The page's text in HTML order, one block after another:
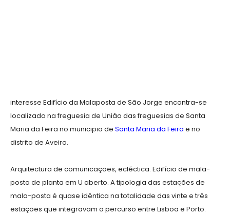
interesse Edifício da Malaposta de São Jorge encontra-se
localizado na freguesia de União das freguesias de Santa
Maria da Feira no municipio de Santa Maria da Feira e no
distrito de Aveiro.
Arquitectura de comunicações, ecléctica. Edifício de mala-
posta de planta em U aberto. A tipologia das estações de
mala-posta é quase idêntica na totalidade das vinte e três
estações que integravam o percurso entre Lisboa e Porto.